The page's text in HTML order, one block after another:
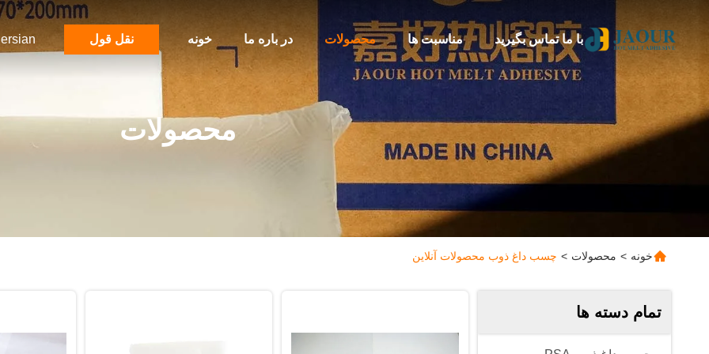
خونه در باره ما محصولات مناسبت ها با ما تماس بگیرید نقل قول
محصولات
خونه > محصولات > چسب داغ ذوب محصولات آنلاین
تمام دسته ها